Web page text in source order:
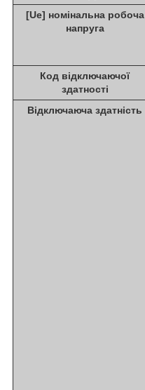
[Ue] номінальна робоча
напруга
Код відключаючої
здатності
Відключаюча здатність